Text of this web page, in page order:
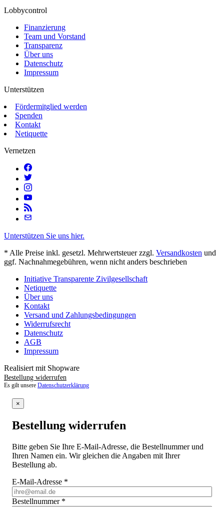
Lobbycontrol
Finanzierung
Team und Vorstand
Transparenz
Über uns
Datenschutz
Impressum
Unterstützen
Fördermitglied werden
Spenden
Kontakt
Netiquette
Vernetzen
Unterstützen Sie uns hier.
* Alle Preise inkl. gesetzl. Mehrwertsteuer zzgl. Versandkosten und
ggf. Nachnahmegebühren, wenn nicht anders beschrieben
Initiative Transparente Zivilgesellschaft
Netiquette
Über uns
Kontakt
Versand und Zahlungsbedingungen
Widerrufsrecht
Datenschutz
AGB
Impressum
Realisiert mit Shopware
Bestellung widerrufen
Es gilt unsere Datenschutzerklärung
×
Bestellung widerrufen
Bitte geben Sie Ihre E-Mail-Adresse, die Bestellnummer und
Ihren Namen ein. Wir gleichen die Angaben mit Ihrer
Bestellung ab.
E-Mail-Adresse *
Bestellnummer *